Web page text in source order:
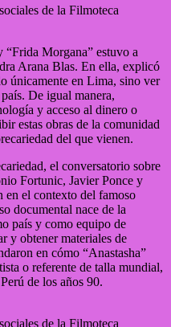
de la Filmoteca
“Frida Morgana” estuvo a
Arana Blas. En ella, explicó
únicamente en Lima, sino ver
De igual manera,
y acceso al dinero o
estas obras de la comunidad
del que vienen.
el conversatorio sobre
Fortunic, Javier Ponce y
en el contexto del famoso
documental nace de la
país y como equipo de
y obtener materiales de
en cómo “Anastasha”
o referente de talla mundial,
de los años 90.
de la Filmoteca